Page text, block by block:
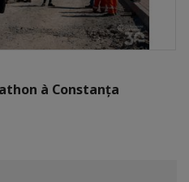
à Constanța